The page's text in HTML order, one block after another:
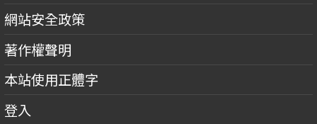
網站安全政策
著作權聲明
本站使用正體字
登入